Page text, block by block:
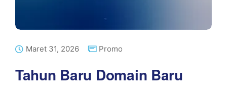
Maret 31, 2026 Promo
Tahun Baru Domain Baru